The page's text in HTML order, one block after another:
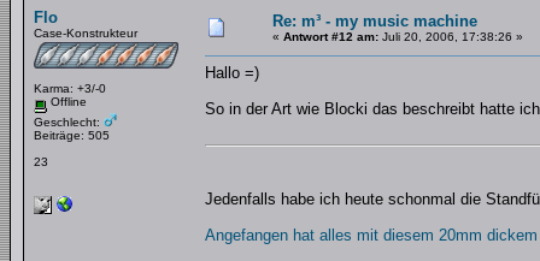
Flo
Case-Konstrukteur
Karma: +3/-0
Offline
Geschlecht:
Beiträge: 505
23
Re: m³ - my music machine
« Antwort #12 am: Juli 20, 2006, 17:38:26 »
Hallo =)
So in der Art wie Blocki das beschreibt hatte
Jedenfalls habe ich heute schonmal die
Angefangen hat alles mit diesem 20mm